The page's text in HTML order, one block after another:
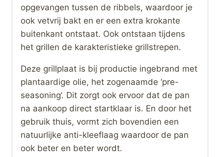
opgevangen tussen de ribbels, waardoor je
ook vetvrij bakt en er een extra krokante
buitenkant ontstaat. Ook ontstaan tijdens
het grillen de karakteristieke grillstrepen.
Deze grillplaat is bij productie ingebrand met
plantaardige olie, het zogenaamde ‘pre-
seasoning’. Dit zorgt ook ervoor dat de pan
na aankoop direct startklaar is. En door het
gebruik thuis, vormt zich bovendien een
natuurlijke anti-kleeflaag waardoor de pan
ook beter en beter wordt.